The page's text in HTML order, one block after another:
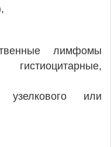
лимфомы
узелкового или